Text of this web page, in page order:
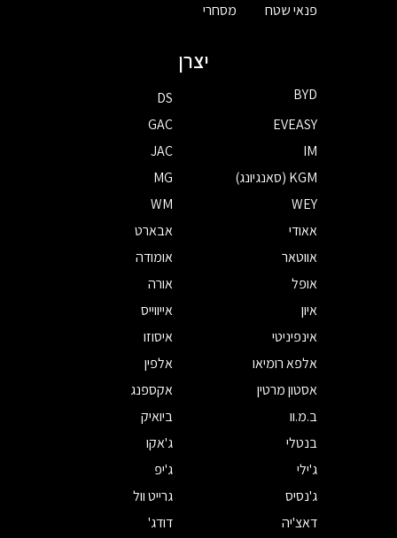
פנאי שטח
מסחרי
יצרן
BYD
DS
EVEASY
GAC
IM
JAC
KGM (סאנגיונג)
MG
WEY
WM
אאודי
אבארט
אווטאר
אומודה
אופל
אורה
איון
אייווייס
אינפיניטי
איסוזו
אלפא רומיאו
אלפין
אסטון מרטין
אקספנג
ב.מ.וו
ביואיק
בנטלי
ג'אקו
ג'ילי
ג'יפ
ג'נסיס
גרייט וול
דאצ'יה
דודג'